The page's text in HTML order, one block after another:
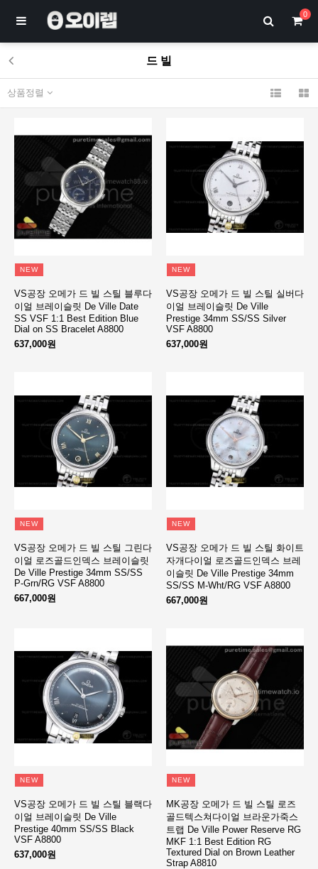
0
드 빌
상품정렬
NEW
VS공장 오메가 드 빌 스틸 블루다
이얼 브레이슬릿 De Ville Date
SS VSF 1:1 Best Edition Blue
Dial on SS Bracelet A8800
637,000원
NEW
VS공장 오메가 드 빌 스틸 실버다
이얼 브레이슬릿 De Ville
Prestige 34mm SS/SS Silver
VSF A8800
637,000원
NEW
VS공장 오메가 드 빌 스틸 그린다
이얼 로즈골드인덱스 브레이슬릿
De Ville Prestige 34mm SS/SS
P-Grn/RG VSF A8800
667,000원
NEW
VS공장 오메가 드 빌 스틸 화이트
자개다이얼 로즈골드인덱스 브레
이슬릿 De Ville Prestige 34mm
SS/SS M-Wht/RG VSF A8800
667,000원
NEW
VS공장 오메가 드 빌 스틸 블랙다
이얼 브레이슬릿 De Ville
Prestige 40mm SS/SS Black
VSF A8800
637,000원
NEW
MK공장 오메가 드 빌 스틸 로즈
골드텍스쳐다이얼 브라운가죽스
트랩 De Ville Power Reserve RG
MKF 1:1 Best Edition RG
Textured Dial on Brown Leather
Strap A8810